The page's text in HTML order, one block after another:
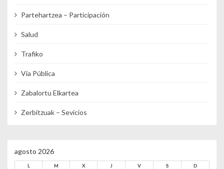
Partehartzea – Participación
Salud
Trafiko
Vía Pública
Zabalortu Elkartea
Zerbitzuak – Sevicios
agosto 2026
L M X J V S
D